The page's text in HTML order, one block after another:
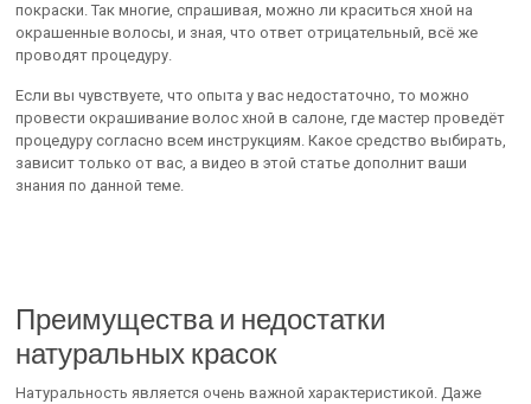
покраски. Так многие, спрашивая, можно ли краситься хной на
окрашенные волосы, и зная, что ответ отрицательный, всё же
проводят процедуру.
Если вы чувствуете, что опыта у вас недостаточно, то можно
провести окрашивание волос хной в салоне, где мастер проведёт
процедуру согласно всем инструкциям. Какое средство выбирать,
зависит только от вас, а видео в этой статье дополнит ваши
знания по данной теме.
Преимущества и недостатки
натуральных красок
Натуральность является очень важной характеристикой. Даже